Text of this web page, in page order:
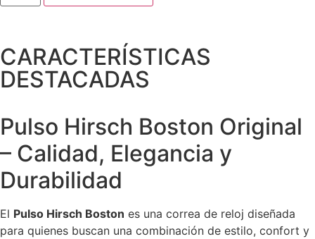
CARACTERÍSTICAS
DESTACADAS
Pulso Hirsch Boston Original
– Calidad, Elegancia y
Durabilidad
El Pulso Hirsch Boston es una correa de reloj diseñada
para quienes buscan una combinación de estilo, confort y